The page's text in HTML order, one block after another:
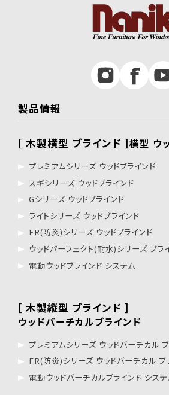
製品情報
[ 木製横型 ブラインド ]横型 ウ
プレミアムシリーズ ウッドブラインド
スギシリーズ ウッドブラインド
Gシリーズ ウッドブラインド
ライトシリーズ ウッドブラインド
FR(防炎)シリーズ ウッドブラインド
ウッドパーフェクト(耐水)シリーズ ブラ
電動ウッドブラインド システム
[ 木製縦型 ブラインド ]
ウッドバーチカルブラインド
プレミアムシリーズ ウッドバーチカル
FR(防炎)シリーズ ウッドバーチカル ブ
電動ウッドバーチカルブラインド システ